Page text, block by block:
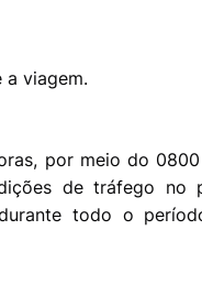
a viagem.
por meio do 0800
de tráfego no
todo o